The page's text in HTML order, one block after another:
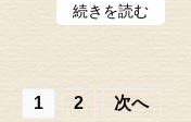
続きを読む
投
1 2 次へ